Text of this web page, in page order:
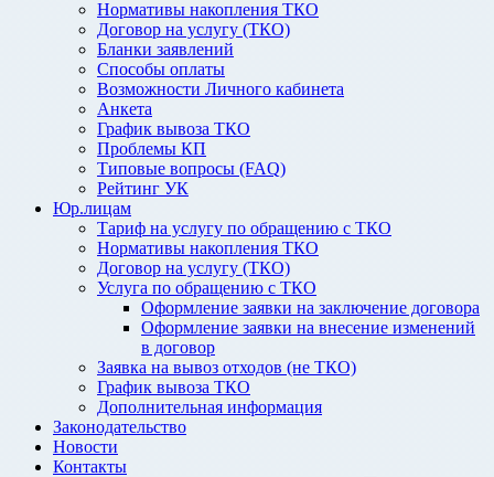
Нормативы накопления ТКО
Договор на услугу (ТКО)
Бланки заявлений
Способы оплаты
Возможности Личного кабинета
Анкета
График вывоза ТКО
Проблемы КП
Типовые вопросы (FAQ)
Рейтинг УК
Юр.лицам
Тариф на услугу по обращению с ТКО
Нормативы накопления ТКО
Договор на услугу (ТКО)
Услуга по обращению с ТКО
Оформление заявки на заключение договора
Оформление заявки на внесение изменений
в договор
Заявка на вывоз отходов (не ТКО)
График вывоза ТКО
Дополнительная информация
Законодательство
Новости
Контакты